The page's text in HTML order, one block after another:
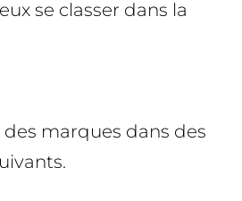
se classer dans la
marques dans des